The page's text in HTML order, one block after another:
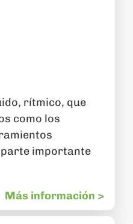
rítmico, que
como los
importante
Más información >